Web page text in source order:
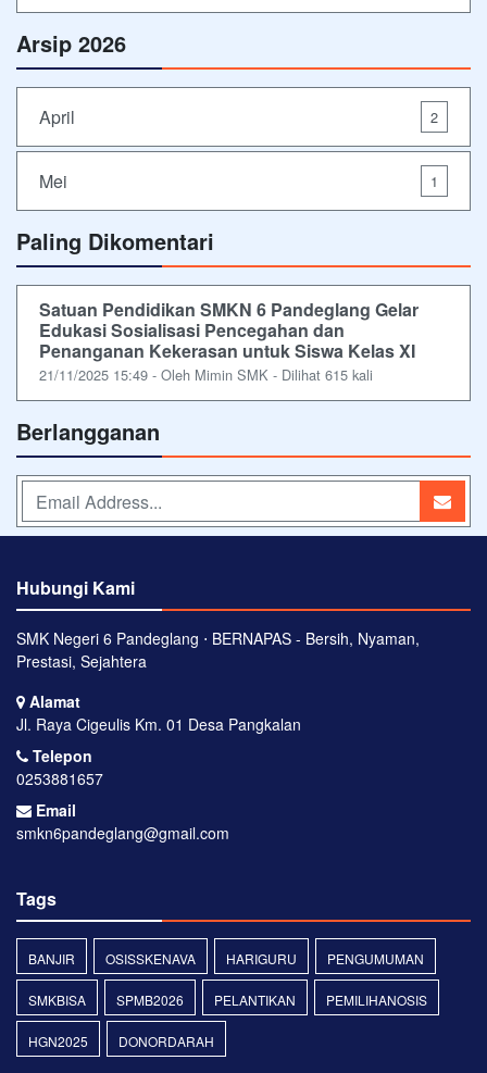
Arsip 2026
April 2
Mei 1
Paling Dikomentari
Satuan Pendidikan SMKN 6 Pandeglang Gelar
Edukasi Sosialisasi Pencegahan dan
Penanganan Kekerasan untuk Siswa Kelas XI
21/11/2025 15:49 - Oleh Mimin SMK - Dilihat 615 kali
Berlangganan
Hubungi Kami
SMK Negeri 6 Pandeglang ⋅ BERNAPAS - Bersih, Nyaman,
Prestasi, Sejahtera
Alamat
Jl. Raya Cigeulis Km. 01 Desa Pangkalan
Telepon
0253881657
Email
smkn6pandeglang@gmail.com
Tags
BANJIR OSISSKENAVA HARIGURU PENGUMUMAN
SMKBISA SPMB2026 PELANTIKAN PEMILIHANOSIS
HGN2025 DONORDARAH